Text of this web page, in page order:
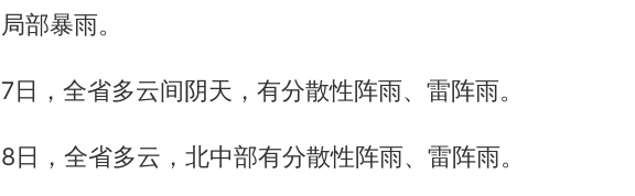
局部暴雨。
7日，全省多云间阴天，有分散性阵雨、雷阵雨。
8日，全省多云，北中部有分散性阵雨、雷阵雨。